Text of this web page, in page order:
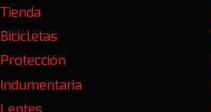
Tienda
Bicicletas
Protección
Indumentaria